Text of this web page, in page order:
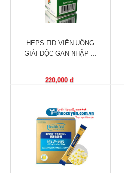
sinh
sản
Làm
đẹp,
Oxy
hóa
ngon,
ngon
Chăm
HEPS FID VIÊN UỐNG
GIẢI ĐỘC GAN NHẬP ...
220,000 đ